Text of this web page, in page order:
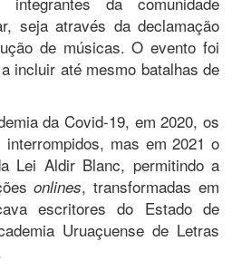
seja através da declamação
de músicas. O evento foi
incluir até mesmo batalhas de
da Covid-19, em 2020, os
mas em 2021 o
Lei Aldir Blanc, permitindo a
onlines, transformadas em
escritores do Estado de
Uruaçuense de Letras